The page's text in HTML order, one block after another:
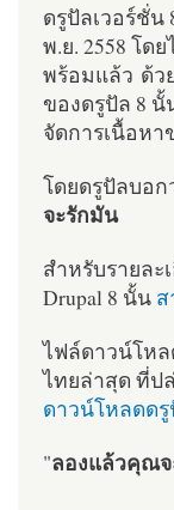
ดรูปัลเวอร์ชั่น
พ.ย. 2558 โด
พร้อมแล้ว ด้
ของดรูปัล 8 นั้
จัดการเนื้อห
โดยดรูปัลบอก
จะรักมัน
สำหรับรายละ
Drupal 8 นั้น
ไฟล์ดาวน์โหล
ไทยล่าสุด ที่ป
ดาวน์โหลดด
"ลองแล้วคุณจ